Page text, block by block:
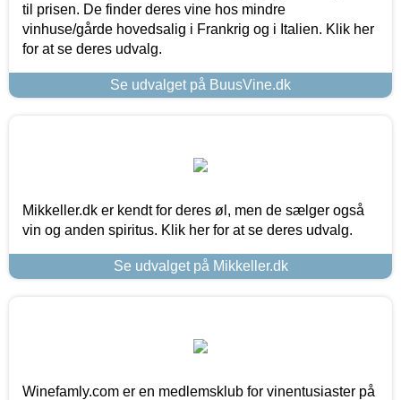
til prisen. De finder deres vine hos mindre
vinhuse/gårde hovedsalig i Frankrig og i Italien. Klik her
for at se deres udvalg.
Se udvalget på BuusVine.dk
Mikkeller.dk er kendt for deres øl, men de sælger også
vin og anden spiritus. Klik her for at se deres udvalg.
Se udvalget på Mikkeller.dk
Winefamly.com er en medlemsklub for vinentusiaster på